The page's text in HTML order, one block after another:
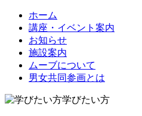
ホーム
講座・イベント案内
お知らせ
施設案内
ムーブについて
男女共同参画とは
学びたい方